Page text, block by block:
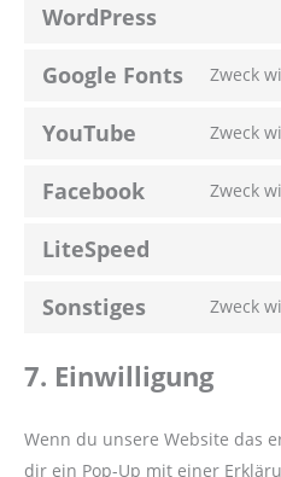
WordPress
Google Fonts Zweck
YouTube Zweck
Facebook Zweck
LiteSpeed
Sonstiges Zweck
7. Einwilligung
Wenn du unsere Website das
dir ein Pop-Up mit einer